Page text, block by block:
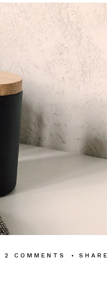
2 COMMENTS